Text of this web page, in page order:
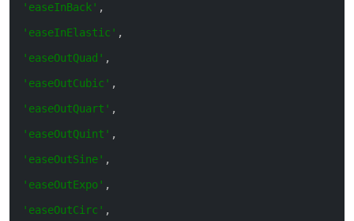
'easeInBack' ,
'easeInElastic' ,
'easeOutQuad' ,
'easeOutCubic' ,
'easeOutQuart' ,
'easeOutQuint' ,
'easeOutSine' ,
'easeOutExpo' ,
'easeOutCirc' ,